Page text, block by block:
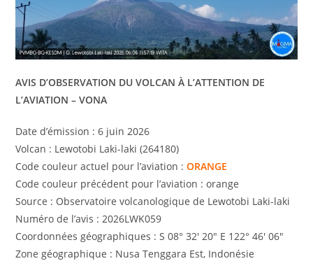
AVIS D’OBSERVATION DU VOLCAN À L’ATTENTION DE
L’AVIATION – VONA
Date d’émission : 6 juin 2026
Volcan : Lewotobi Laki-laki (264180)
Code couleur actuel pour l’aviation :ORANGE
Code couleur précédent pour l’aviation : orange
Source : Observatoire volcanologique de Lewotobi Laki-laki
Numéro de l’avis : 2026LWK059
Coordonnées géographiques : S 08° 32′ 20″ E 122° 46′ 06″
Zone géographique : Nusa Tenggara Est, Indonésie